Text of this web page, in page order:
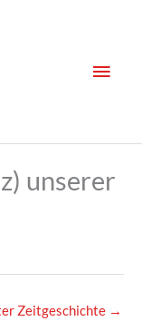
unserer
Zeitgeschichte →